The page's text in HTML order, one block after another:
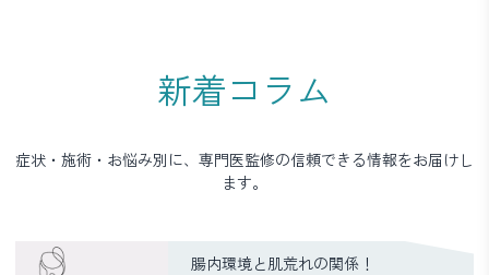
新着コラム
症状・施術・お悩み別に、専門医監修の信頼できる情報をお届けし
ます。
腸内環境と肌荒れの関係！